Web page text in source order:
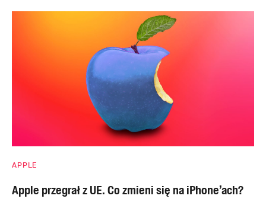
APPLE
Apple przegrał z UE. Co zmieni się na iPhone’ach?